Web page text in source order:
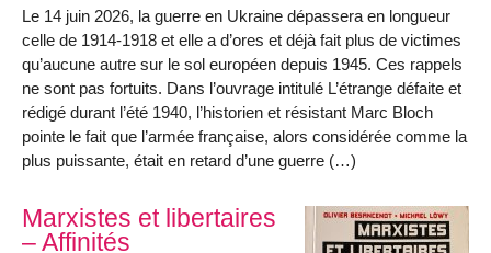
Le 14 juin 2026, la guerre en Ukraine dépassera en longueur
celle de 1914-1918 et elle a d’ores et déjà fait plus de victimes
qu’aucune autre sur le sol européen depuis 1945. Ces rappels
ne sont pas fortuits. Dans l’ouvrage intitulé L’étrange défaite et
rédigé durant l’été 1940, l’historien et résistant Marc Bloch
pointe le fait que l’armée française, alors considérée comme la
plus puissante, était en retard d’une guerre (…)
Marxistes et libertaires
– Affinités